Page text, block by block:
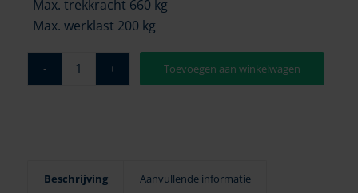
Max. trekkracht 660 kg
Max. werklast 200 kg
Toevoegen aan winkelwagen
Beschrijving Aanvullende informatie